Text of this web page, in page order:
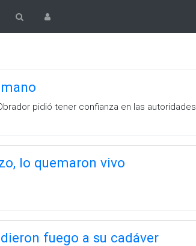
pidió tener confianza en las autoridades
lo quemaron vivo
fuego a su cadáver